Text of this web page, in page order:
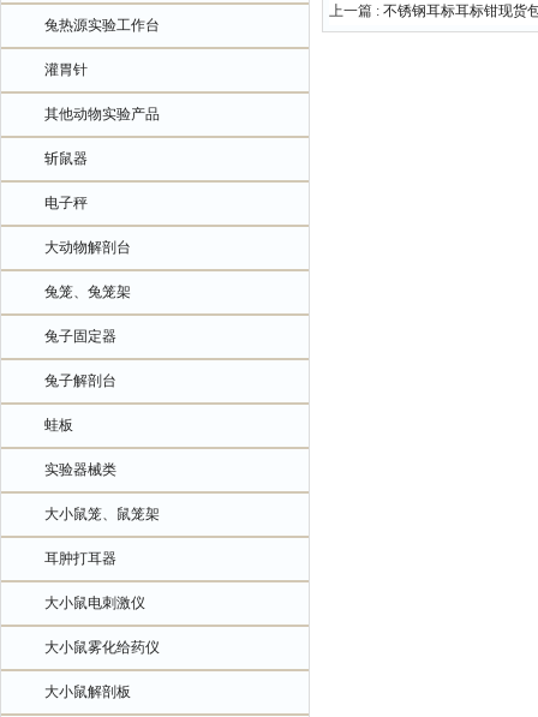
兔热源实验工作台
灌胃针
其他动物实验产品
斩鼠器
电子秤
大动物解剖台
兔笼、兔笼架
兔子固定器
兔子解剖台
蛙板
实验器械类
大小鼠笼、鼠笼架
耳肿打耳器
大小鼠电刺激仪
大小鼠雾化给药仪
大小鼠解剖板
上一篇 : 不锈钢耳标耳标钳现货